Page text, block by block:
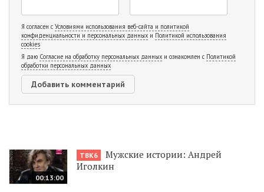
Я согласен с Условиями использования веб-сайта и политикой
конфиденциальности и персональных данных и Политикой использования
cookies
Я даю Согласие на обработку персональных данных и ознакомлен с Политикой
обработки персональных данных
00:13:00
ТВК6
Мужские истории: Андрей
Иголкин